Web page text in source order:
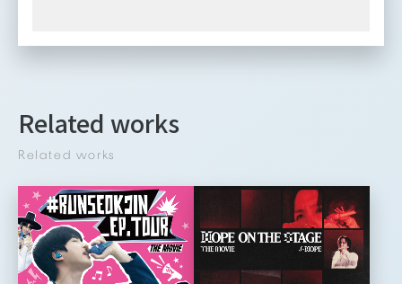
Related works
Related works